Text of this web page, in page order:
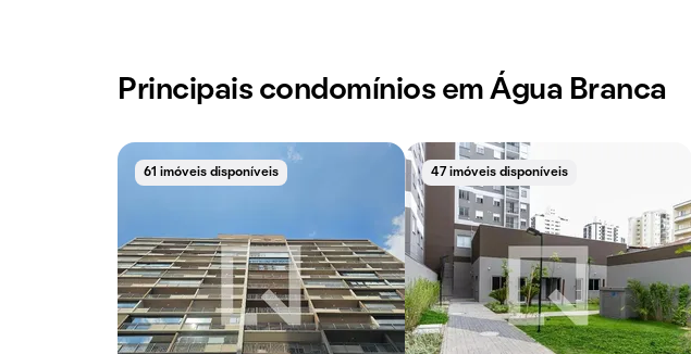
Principais condomínios em Água Branca
61 imóveis disponíveis 47 imóveis disponíveis